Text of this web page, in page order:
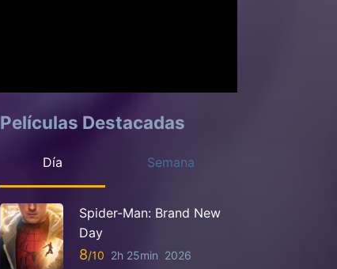
Películas Destacadas
Día Semana
Spider-Man: Brand New
Day
8 2h 25min 2026